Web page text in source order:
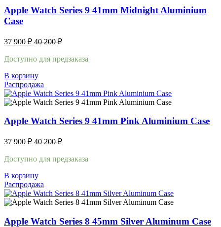
Apple Watch Series 9 41mm Midnight Aluminium
Case
37 900 ₽ 40 200₽
Доступно для предзаказа
В корзину
Распродажа
Apple Watch Series 9 41mm Pink Aluminium Case
37 900 ₽ 40 200₽
Доступно для предзаказа
В корзину
Распродажа
Apple Watch Series 8 45mm Silver Aluminum Case